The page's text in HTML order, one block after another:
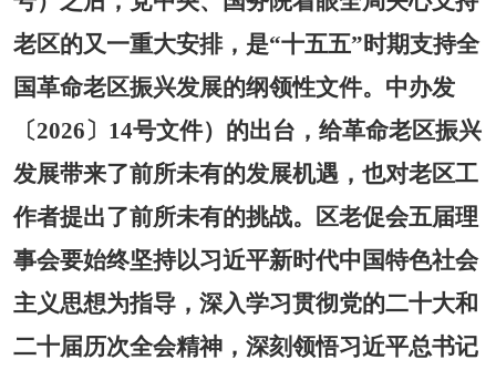
老区的又一重大安排，是“十五五”时期支持全
国革命老区振兴发展的纲领性文件。中办发
〔2026〕14号文件）的出台，给革命老区振兴
发展带来了前所未有的发展机遇，也对老区工
作者提出了前所未有的挑战。
区老促会五届理
事会要始终坚持以习近平新时代中国特色社会
主义思想为指导，深入学习贯彻党的二十大和
二十届历次全会精神，深刻领悟习近平总书记